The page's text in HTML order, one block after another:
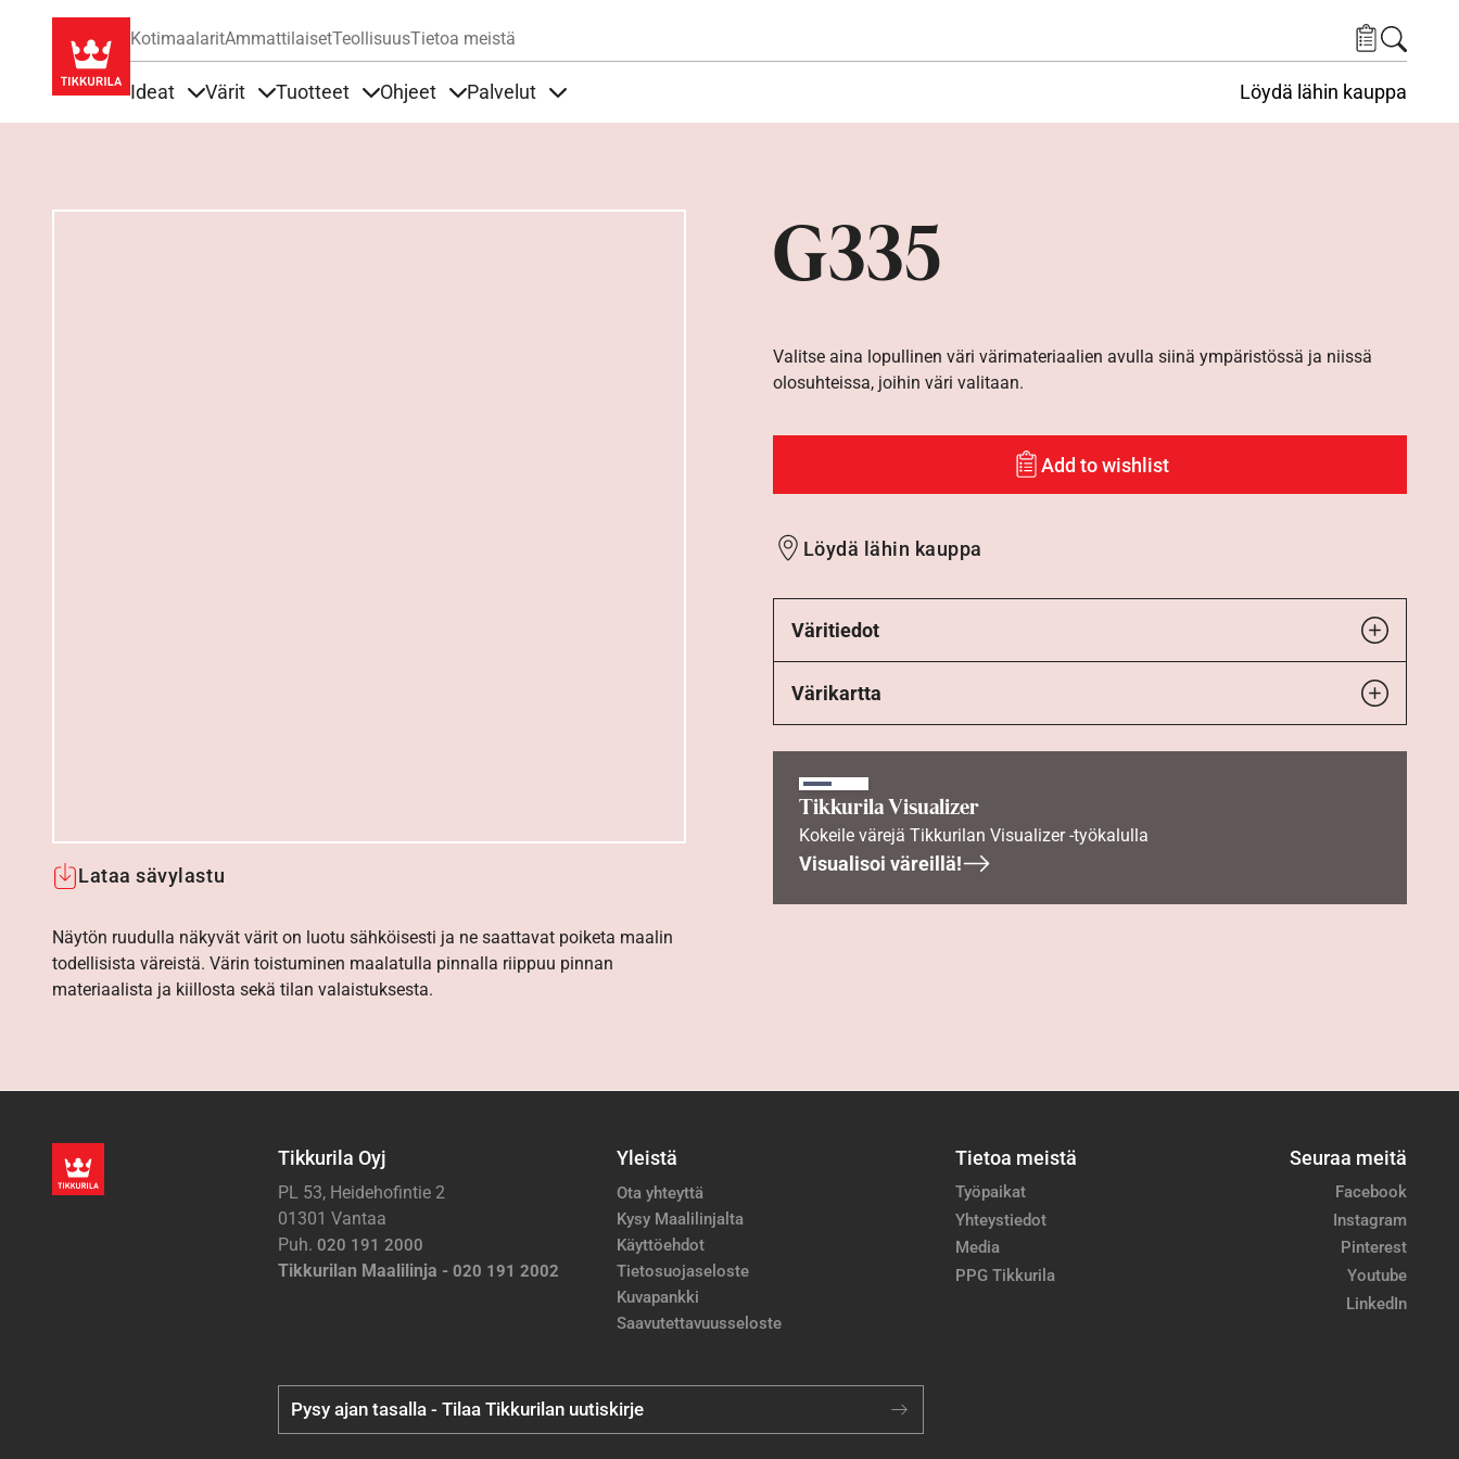
KotimaalaritAmmattilaisetTeollisuusTietoa meistä
Ideat Värit Tuotteet Ohjeet Palvelut Löydä lähin kauppa
G335
Lataa sävylastu
Näytön ruudulla näkyvät värit on luotu sähköisesti ja ne saattavat poiketa maalin
todellisista väreistä. Värin toistuminen maalatulla pinnalla riippuu pinnan
materiaalista ja kiillosta sekä tilan valaistuksesta.
Valitse aina lopullinen väri värimateriaalien avulla siinä ympäristössä ja niissä
olosuhteissa, joihin väri valitaan.
Add to wishlist
Löydä lähin kauppa
Väritiedot
Värikartta
Tikkurila Visualizer
Kokeile värejä Tikkurilan Visualizer -työkalulla
Visualisoi väreillä!
Tikkurila Oyj
PL 53, Heidehofintie 2
01301 Vantaa
Puh. 020 191 2000
Tikkurilan Maalilinja - 020 191 2002
Yleistä
Ota yhteyttä
Kysy Maalilinjalta
Käyttöehdot
Tietosuojaseloste
Kuvapankki
Saavutettavuusseloste
Tietoa meistä
Työpaikat
Yhteystiedot
Media
PPG Tikkurila
Seuraa meitä
Facebook
Instagram
Pinterest
Youtube
LinkedIn
Pysy ajan tasalla - Tilaa Tikkurilan uutiskirje